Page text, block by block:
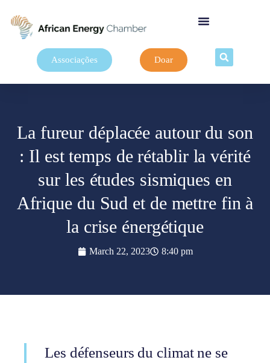
Associações Doar
La fureur déplacée autour du son
: Il est temps de rétablir la vérité
sur les études sismiques en
Afrique du Sud et de mettre fin à
la crise énergétique
March 22, 2023 8:40 pm
Les défenseurs du climat ne se